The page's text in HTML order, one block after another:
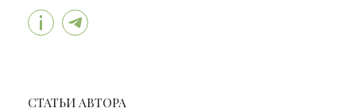
СТАТЬИ АВТОРА